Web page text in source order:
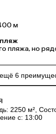
м
пляжа, но
ещё 6
2250 м²,
с: 13:00